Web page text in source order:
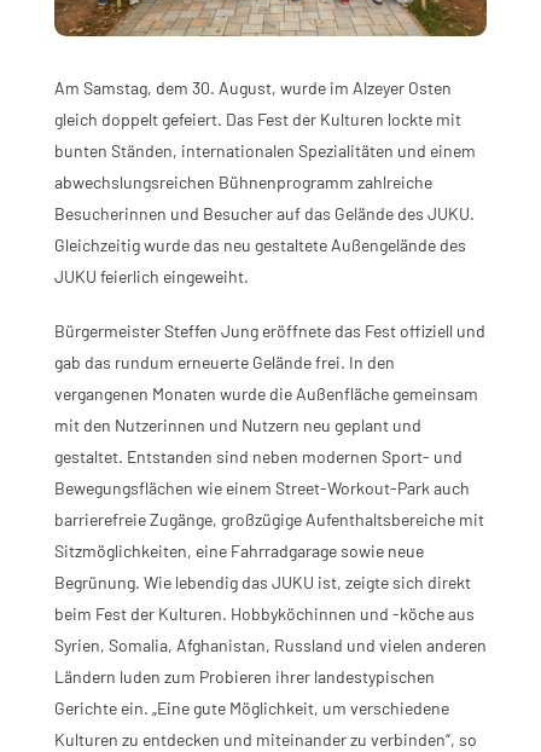
Am Samstag, dem 30. August, wurde im Alzeyer Osten
gleich doppelt gefeiert. Das Fest der Kulturen lockte mit
bunten Ständen, internationalen Spezialitäten und einem
abwechslungsreichen Bühnenprogramm zahlreiche
Besucherinnen und Besucher auf das Gelände des JUKU.
Gleichzeitig wurde das neu gestaltete Außengelände des
JUKU feierlich eingeweiht.
Bürgermeister Steffen Jung eröffnete das Fest offiziell und
gab das rundum erneuerte Gelände frei. In den
vergangenen Monaten wurde die Außenfläche gemeinsam
mit den Nutzerinnen und Nutzern neu geplant und
gestaltet. Entstanden sind neben modernen Sport- und
Bewegungsflächen wie einem Street-Workout-Park auch
barrierefreie Zugänge, großzügige Aufenthaltsbereiche mit
Sitzmöglichkeiten, eine Fahrradgarage sowie neue
Begrünung. Wie lebendig das JUKU ist, zeigte sich direkt
beim Fest der Kulturen. Hobbyköchinnen und -köche aus
Syrien, Somalia, Afghanistan, Russland und vielen anderen
Ländern luden zum Probieren ihrer landestypischen
Gerichte ein. „Eine gute Möglichkeit, um verschiedene
Kulturen zu entdecken und miteinander zu verbinden“, so